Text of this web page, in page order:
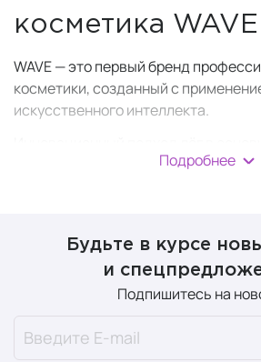
косметика WAVE
WAVE — это первый бренд
косметики, созданный с
искусственного интеллекта.
концепции до финального продукта.
искусственным интеллектом.
Нейросеть провела масштабный
трендов и мужских предпочтений,
Аромат воплощает смелость и
Подробнее
Будьте в курсе
и
Подпишитесь на